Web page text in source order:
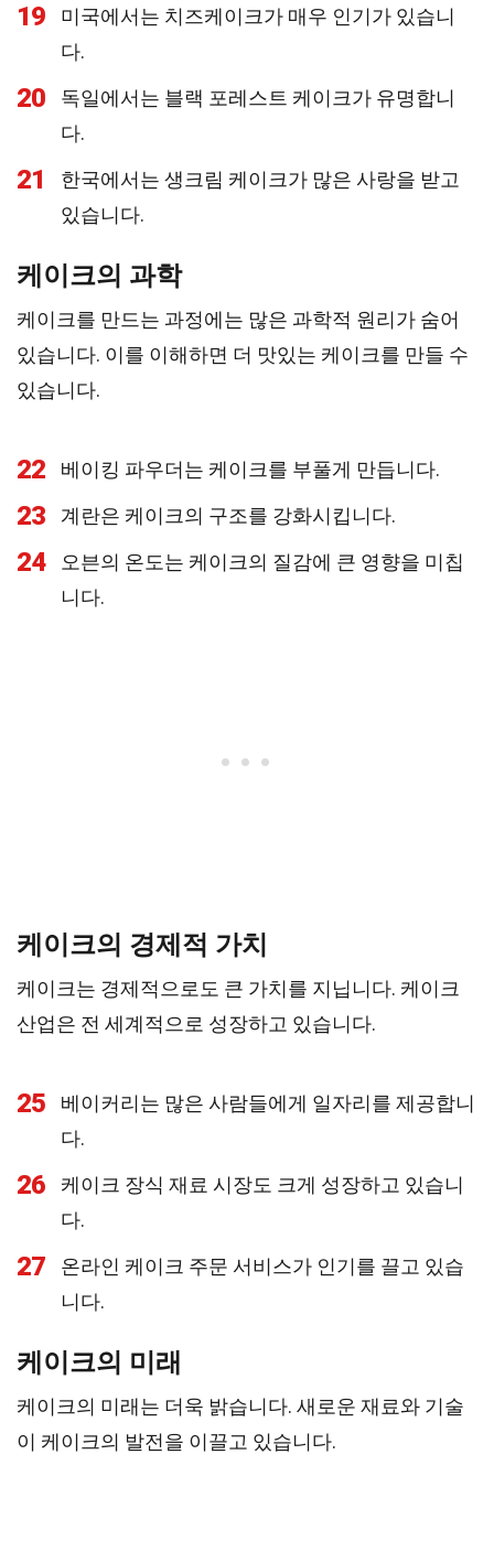
19
미국에서는 치즈케이크가 매우 인기가 있습니
다.
20
독일에서는 블랙 포레스트 케이크가 유명합니
다.
21
한국에서는 생크림 케이크가 많은 사랑을 받고
있습니다.
케이크의 과학
케이크를 만드는 과정에는 많은 과학적 원리가 숨어
있습니다. 이를 이해하면 더 맛있는 케이크를 만들 수
있습니다.
22 베이킹 파우더는 케이크를 부풀게 만듭니다.
23 계란은 케이크의 구조를 강화시킵니다.
24
오븐의 온도는 케이크의 질감에 큰 영향을 미칩
니다.
케이크의 경제적 가치
케이크는 경제적으로도 큰 가치를 지닙니다. 케이크
산업은 전 세계적으로 성장하고 있습니다.
25
베이커리는 많은 사람들에게 일자리를 제공합니
다.
26
케이크 장식 재료 시장도 크게 성장하고 있습니
다.
27
온라인 케이크 주문 서비스가 인기를 끌고 있습
니다.
케이크의 미래
케이크의 미래는 더욱 밝습니다. 새로운 재료와 기술
이 케이크의 발전을 이끌고 있습니다.